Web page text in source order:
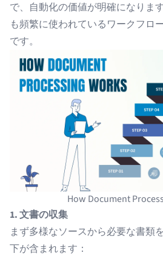
で、自動化の価値が明確になりま
も頻繁に使われているワークフロ
です。
How Document
1. 文書の収集
まず多様なソースから必要な書類
下が含まれます：